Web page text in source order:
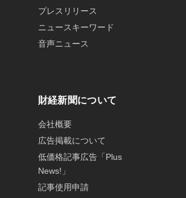
プレスリリース
ニュースキーワード
音声ニュース
財経新聞について
会社概要
広告掲載について
低価格記事広告「Plus
News!」
記事使用申請